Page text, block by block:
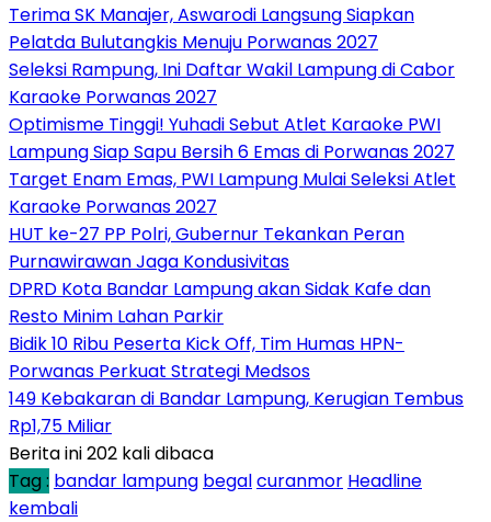
Terima SK Manajer, Aswarodi Langsung Siapkan
Pelatda Bulutangkis Menuju Porwanas 2027
Seleksi Rampung, Ini Daftar Wakil Lampung di Cabor
Karaoke Porwanas 2027
Optimisme Tinggi! Yuhadi Sebut Atlet Karaoke PWI
Lampung Siap Sapu Bersih 6 Emas di Porwanas 2027
Target Enam Emas, PWI Lampung Mulai Seleksi Atlet
Karaoke Porwanas 2027
HUT ke-27 PP Polri, Gubernur Tekankan Peran
Purnawirawan Jaga Kondusivitas
DPRD Kota Bandar Lampung akan Sidak Kafe dan
Resto Minim Lahan Parkir
Bidik 10 Ribu Peserta Kick Off, Tim Humas HPN-
Porwanas Perkuat Strategi Medsos
149 Kebakaran di Bandar Lampung, Kerugian Tembus
Rp1,75 Miliar
Berita ini 202 kali dibaca
Tag : bandar lampung begalcuranmor Headline
kembali